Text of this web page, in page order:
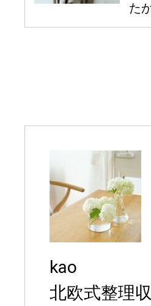
た
kao
北欧式整理